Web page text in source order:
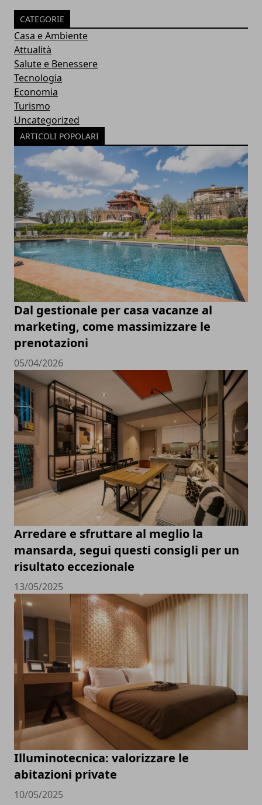
CATEGORIE
Casa e Ambiente
Attualità
Salute e Benessere
Tecnologia
Economia
Turismo
Uncategorized
ARTICOLI POPOLARI
Dal gestionale per casa vacanze al
marketing, come massimizzare le
prenotazioni
05/04/2026
Arredare e sfruttare al meglio la
mansarda, segui questi consigli per un
risultato eccezionale
13/05/2025
Illuminotecnica: valorizzare le
abitazioni private
10/05/2025